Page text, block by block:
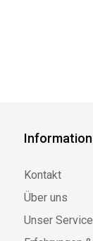
Kontakt
Über uns
Unser Service